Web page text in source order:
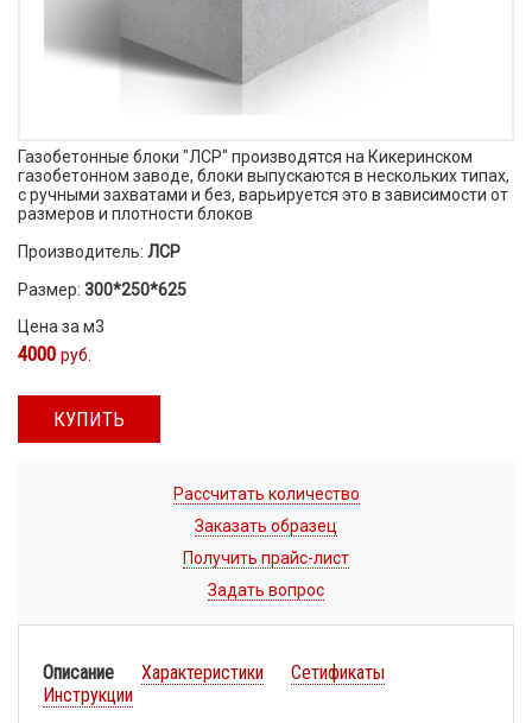
Газобетонные блоки "ЛСР" производятся на Кикеринском
газобетонном заводе, блоки выпускаются в нескольких типах,
с ручными захватами и без, варьируется это в зависимости от
размеров и плотности блоков
Производитель: ЛСР
Размер: 300*250*625
Цена за м3
4000 руб.
КУПИТЬ
Рассчитать количество
Заказать образец
Получить прайс-лист
Задать вопрос
Описание Характеристики
Сетификаты
Инструкции